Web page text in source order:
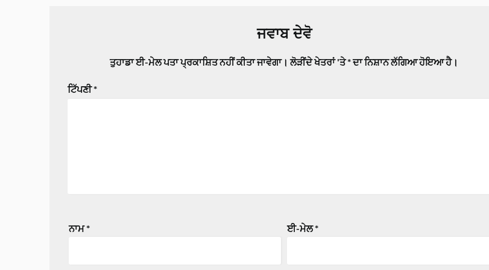
ਜਵਾਬ ਦੇਵੋ
ਤੁਹਾਡਾ ਈ-ਮੇਲ ਪਤਾ ਪ੍ਰਕਾਸ਼ਿਤ ਨਹੀਂ ਕੀਤਾ ਜਾਵੇਗਾ। ਲੋੜੀਂਦੇ ਖੇਤਰਾਂ 'ਤੇ*ਦਾ ਨਿਸ਼ਾਨ ਲੱਗਿਆ ਹੋਇਆ ਹੈ।
ਟਿੱਪਣੀ*
ਨਾਮ* ਈ-ਮੇਲ*